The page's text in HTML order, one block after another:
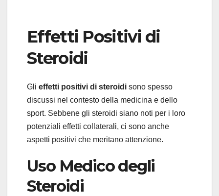
Effetti Positivi di
Steroidi
Gli effetti positivi di steroidi sono spesso
discussi nel contesto della medicina e dello
sport. Sebbene gli steroidi siano noti per i loro
potenziali effetti collaterali, ci sono anche
aspetti positivi che meritano attenzione.
Uso Medico degli
Steroidi